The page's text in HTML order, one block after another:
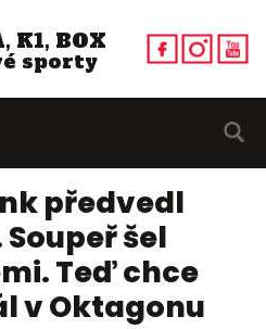
K1, BOX
sporty
předvedl
šel
Teď chce
v Oktagonu